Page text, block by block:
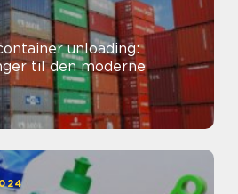
unloading:
til den moderne